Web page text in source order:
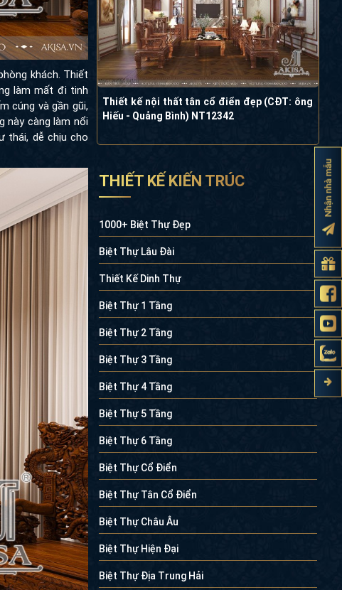
khách. Thiết
làm mất đi tinh
cúng và gần gũi,
này càng làm nổi
thái, dễ chịu cho
Thiết kế nội thất tân cổ điển đẹp (CĐT: ông
Hiếu - Quảng Bình) NT12342
THIẾT KẾ KIẾN TRÚC
1000+ Biệt Thự Đẹp
Biệt Thự Lâu Đài
Thiết Kế Dinh Thự
Biệt Thự 1 Tầng
Biệt Thự 2 Tầng
Biệt Thự 3 Tầng
Biệt Thự 4 Tầng
Biệt Thự 5 Tầng
Biệt Thự 6 Tầng
Biệt Thự Cổ Điển
Biệt Thự Tân Cổ Điển
Biệt Thự Châu Âu
Biệt Thự Hiện Đại
Biệt Thự Địa Trung Hải
Nhận nhà mẫu